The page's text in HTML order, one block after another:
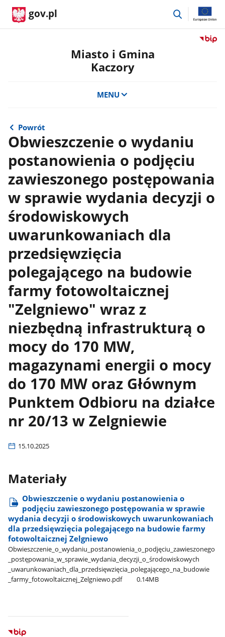
gov.pl
przejdź
Przejdź
Miasto i Gmina
Kaczory
MENU
Powrót
Obwieszczenie o wydaniu
postanowienia o podjęciu
zawieszonego postępowania
w sprawie wydania decyzji o
środowiskowych
uwarunkowaniach dla
przedsięwzięcia
polegającego na budowie
farmy fotowoltaicznej
"Zelgniewo" wraz z
niezbędną infrastrukturą o
mocy do 170 MW,
magazynami energii o mocy
do 170 MW oraz Głównym
Punktem Odbioru na działce
nr 20/13 w Zelgniewie
15.10.2025
Materiały
Obwieszczenie o wydaniu postanowienia o
podjęciu zawieszonego postępowania w sprawie
wydania decyzji o środowiskowych uwarunkowaniach
dla przedsięwzięcia polegającego na budowie farmy
fotowoltaicznej Zelgniewo
Obwieszczenie​_o​_wydaniu​_postanowienia​_o​_podjęciu​_zawieszonego​
_postępowania​_w​_sprawie​_wydania​_decyzji​_o​_środowiskowych​
_uwarunkowaniach​_dla​_przedsięwzięcia​_polegającego​_na​_budowie​
_farmy​_fotowoltaicznej​_Zelgniewo.pdf
0.14MB